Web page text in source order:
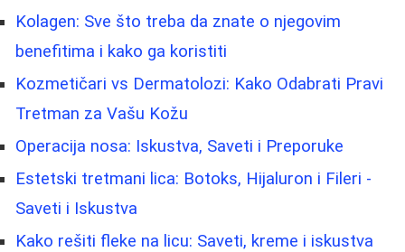
Kolagen: Sve što treba da znate o njegovim
benefitima i kako ga koristiti
Kozmetičari vs Dermatolozi: Kako Odabrati Pravi
Tretman za Vašu Kožu
Operacija nosa: Iskustva, Saveti i Preporuke
Estetski tretmani lica: Botoks, Hijaluron i Fileri -
Saveti i Iskustva
Kako rešiti fleke na licu: Saveti, kreme i iskustva